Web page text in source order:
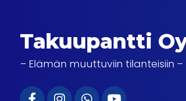
Takuupantti
– Elämän muuttuviin tilanteisiin –